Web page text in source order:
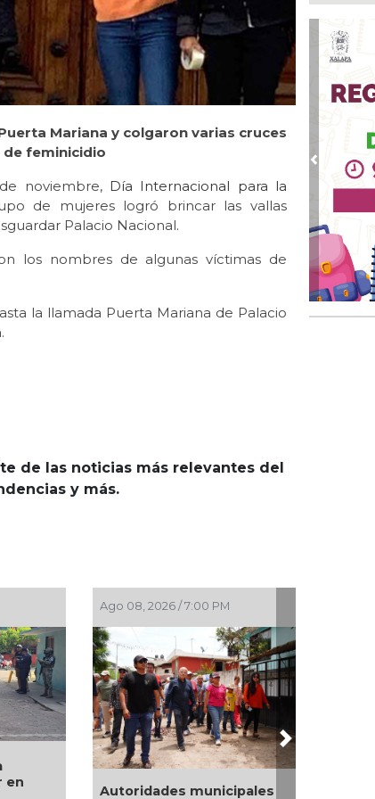
Mariana y colgaron varias cruces
de feminicidio
noviembre, Día Internacional para la
de mujeres logró brincar las vallas
Palacio Nacional.
los nombres de algunas víctimas de
la llamada Puerta Mariana de Palacio
de las noticias más relevantes del
y más.
Ago 08, 2026 / 7:00 PM
Autoridades municipales
Ago 08, 2026 / 6:55 PM
Alcaldesa Maryjose
17 nuevos módulos
Next
Boca
Ago 08,
Ago 08,
La
Ago 08,
¿Con o
Ago 08,
Control
Ago 08,
en
Previous